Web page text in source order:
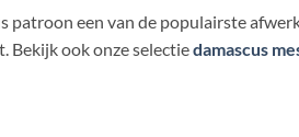
patroon een van de populairste
Bekijk ook onze selectiedamascus